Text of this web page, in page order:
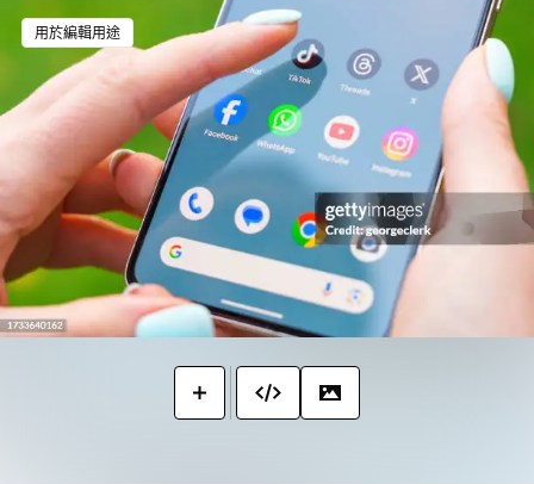
用於編輯用途